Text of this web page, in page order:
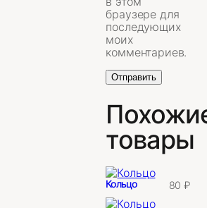
браузере для
последующих
моих
комментариев.
товары
Кольцо 80₽